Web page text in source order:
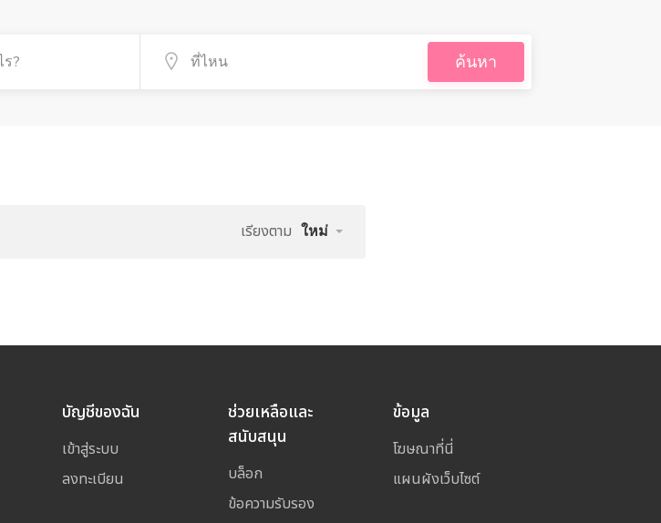
ค้นหา
เรียงตาม ใหม่
บัญชีของฉัน
เข้าสู่ระบบ
ลงทะเบียน
ช่วยเหลือและ
สนับสนุน
บล็อก
ข้อความรับรอง
ข้อมูล
โฆษณาที่นี่
แผนผังเว็บไซต์